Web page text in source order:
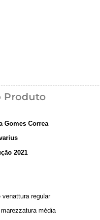
Produto
Gomes Correa
2021
venattura regular
média